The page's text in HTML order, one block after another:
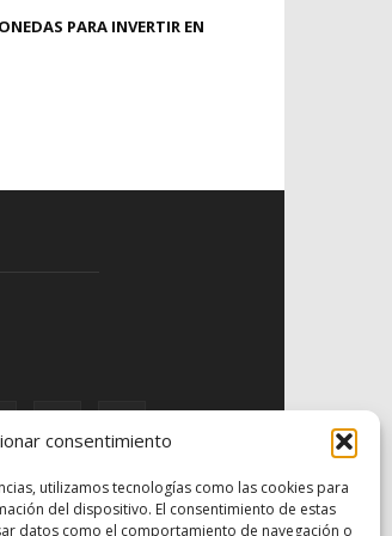
consentimiento
utilizamos tecnologías como las cookies para
del dispositivo. El consentimiento de estas
datos como el comportamiento de navegación o
PARA INVERTIR EN